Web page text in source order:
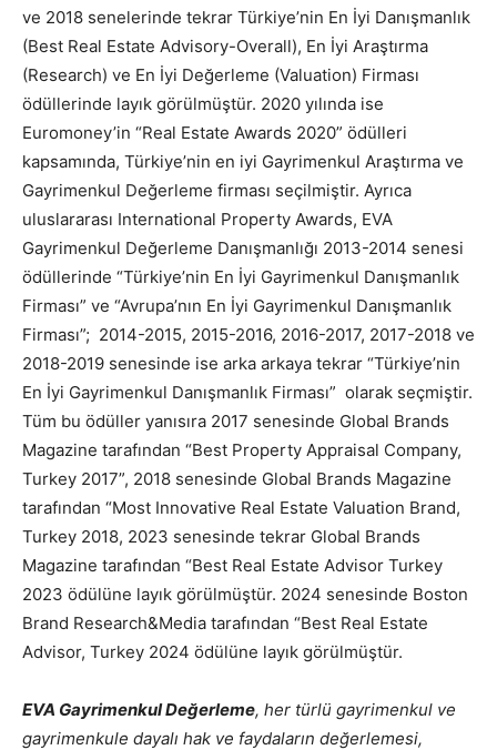
ve 2018 senelerinde tekrar Türkiye’nin En İyi Danışmanlık
(Best Real Estate Advisory-Overall), En İyi Araştırma
(Research) ve En İyi Değerleme (Valuation) Firması
ödüllerinde layık görülmüştür. 2020 yılında ise
Euromoney’in “Real Estate Awards 2020” ödülleri
kapsamında, Türkiye’nin en iyi Gayrimenkul Araştırma ve
Gayrimenkul Değerleme firması seçilmiştir. Ayrıca
uluslararası International Property Awards, EVA
Gayrimenkul Değerleme Danışmanlığı 2013-2014 senesi
ödüllerinde “Türkiye’nin En İyi Gayrimenkul Danışmanlık
Firması” ve “Avrupa’nın En İyi Gayrimenkul Danışmanlık
Firması”; 2014-2015, 2015-2016, 2016-2017, 2017-2018 ve
2018-2019 senesinde ise arka arkaya tekrar “Türkiye’nin
En İyi Gayrimenkul Danışmanlık Firması” olarak seçmiştir.
Tüm bu ödüller yanısıra 2017 senesinde Global Brands
Magazine tarafından “Best Property Appraisal Company,
Turkey 2017”, 2018 senesinde Global Brands Magazine
tarafından “Most Innovative Real Estate Valuation Brand,
Turkey 2018, 2023 senesinde tekrar Global Brands
Magazine tarafından “Best Real Estate Advisor Turkey
2023 ödülüne layık görülmüştür. 2024 senesinde Boston
Brand Research&Media tarafından “Best Real Estate
Advisor, Turkey 2024 ödülüne layık görülmüştür.
EVA Gayrimenkul Değerleme, her türlü gayrimenkul ve
gayrimenkule dayalı hak ve faydaların değerlemesi,